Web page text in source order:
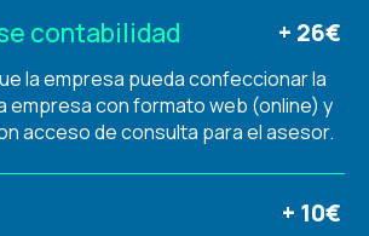
contabilidad + 26€
la empresa pueda confeccionar la
empresa con formato web (online) y
acceso de consulta para el asesor.
+ 10€